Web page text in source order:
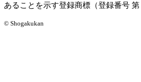
あることを示す登録商標（登録番号 第
© Shogakukan